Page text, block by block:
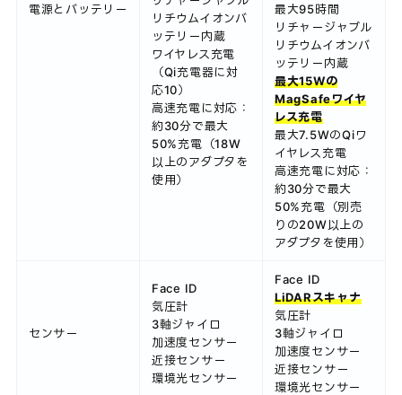
電源とバッテリー
リチウムイオンバ
ッテリー内蔵
ワイヤレス充電
（Qi充電器に対
応10）
高速充電に対応：
約30分で最大
50%充電（18W
以上のアダプタを
使用）
最大95時間
リチャージャブル
リチウムイオンバ
ッテリー内蔵
最大15Wの
MagSafeワイヤ
レス充電
最大7.5WのQiワ
イヤレス充電
高速充電に対応：
約30分で最大
50%充電（別売
りの20W以上の
アダプタを使用）
センサー
Face ID
気圧計
3軸ジャイロ
加速度センサー
近接センサー
環境光センサー
Face ID
LiDARスキャナ
気圧計
3軸ジャイロ
加速度センサー
近接センサー
環境光センサー